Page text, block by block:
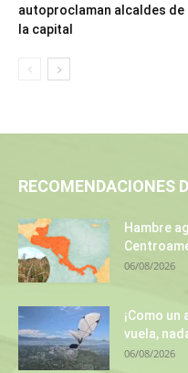
autoproclaman alcaldes de
la capital
RECOMENDACIONES
Hambre
06/08/2026
¡Como
vuela,
06/08/2026